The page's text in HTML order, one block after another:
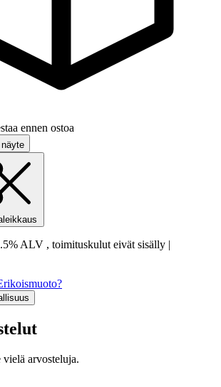
ennen ostoa
ALV , toimituskulut eivät sisälly |
arvosteluja.